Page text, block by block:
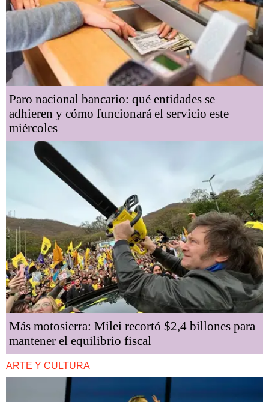
Paro nacional bancario: qué entidades se
adhieren y cómo funcionará el servicio este
miércoles
Más motosierra: Milei recortó $2,4 billones para
mantener el equilibrio fiscal
ARTE Y CULTURA